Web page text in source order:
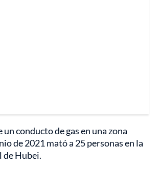
un conducto de gas en una zona
de 2021 mató a 25 personas en la
de Hubei.